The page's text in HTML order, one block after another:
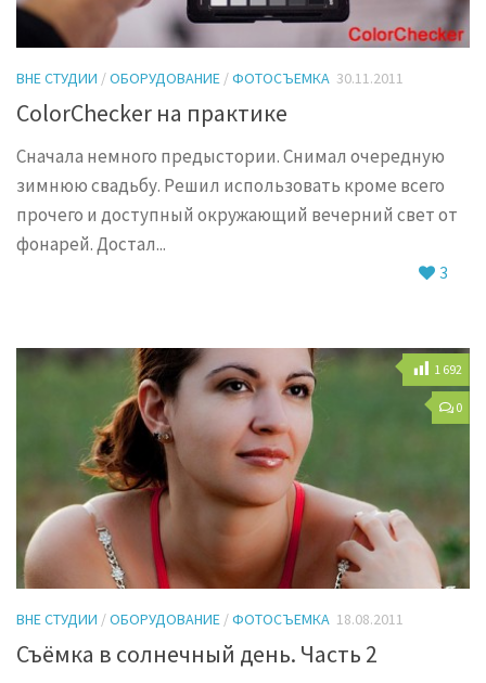
ВНЕ СТУДИИ /ОБОРУДОВАНИЕ /ФОТОСЪЕМКА 30.11.2011
ColorChecker на практике
Сначала немного предыстории. Снимал очередную
зимнюю свадьбу. Решил использовать кроме всего
прочего и доступный окружающий вечерний свет от
фонарей. Достал...
3
0
1 692
ВНЕ СТУДИИ /ОБОРУДОВАНИЕ /ФОТОСЪЕМКА 18.08.2011
Съёмка в солнечный день. Часть 2